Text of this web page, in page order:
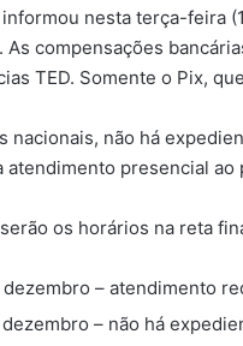
nesta terça-feira
As compensações
TED. Somente o Pix,
nacionais, não há
atendimento presencial ao
os horários na reta
– atendimento
– não há